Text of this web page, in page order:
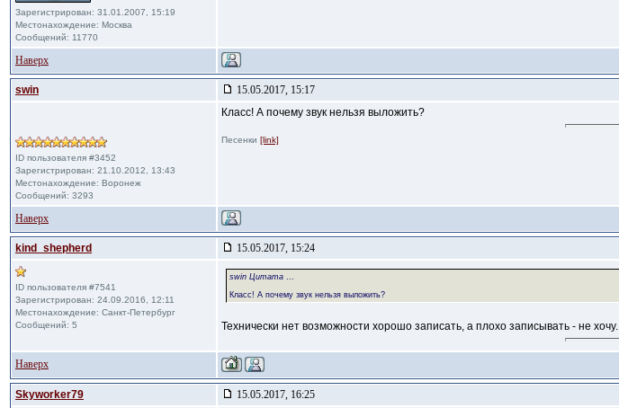
Зарегистрирован: 31.01.2007, 15:19
Местонахождение: Москва
Сообщений: 11770
Наверх
swin 15.05.2017, 15:17
ID пользователя #3452
Зарегистрирован: 21.10.2012, 13:43
Местонахождение: Воронеж
Сообщений: 3293
Класс! А почему звук нельзя выложить?
Песенки [link]
Наверх
kind_shepherd 15.05.2017, 15:24
ID пользователя #7541
Зарегистрирован: 24.09.2016, 12:11
Местонахождение: Санкт-Петербург
Сообщений: 5
swin Цитата ...
Класс! А почему звук нельзя выложить?
Технически нет возможности хорошо записать, а плохо записывать - не хочу.
Наверх
Skyworker79 15.05.2017, 16:25